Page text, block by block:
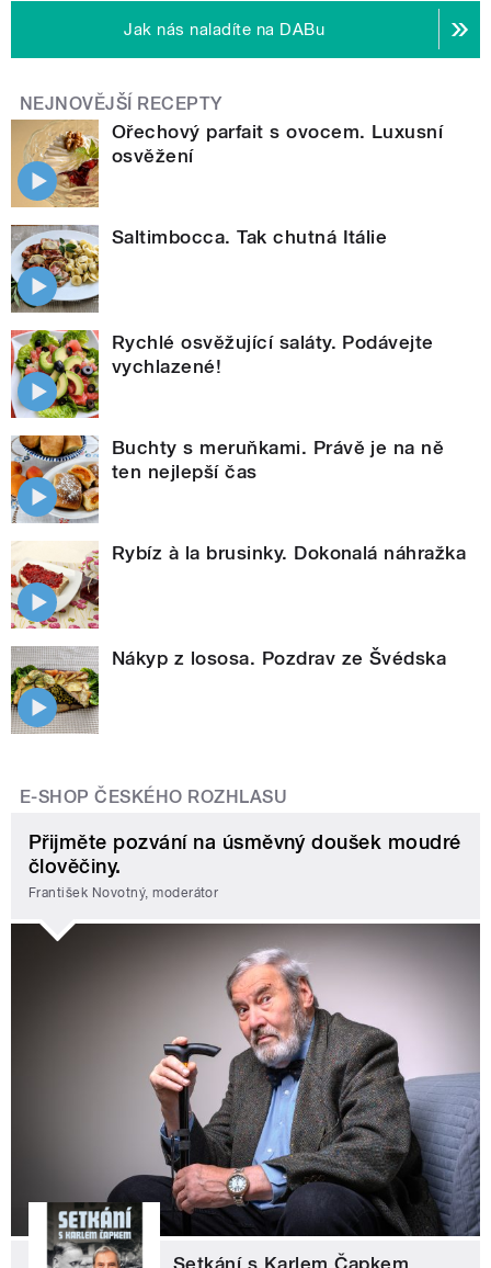
Jak nás naladíte na DABu
NEJNOVĚJŠÍ RECEPTY
Ořechový parfait s ovocem. Luxusní
osvěžení
Saltimbocca. Tak chutná Itálie
Rychlé osvěžující saláty. Podávejte
vychlazené!
Buchty s meruňkami. Právě je na ně
ten nejlepší čas
Rybíz à la brusinky. Dokonalá náhražka
Nákyp z lososa. Pozdrav ze Švédska
E-SHOP ČESKÉHO ROZHLASU
Přijměte pozvání na úsměvný doušek moudré
člověčiny.
František Novotný, moderátor